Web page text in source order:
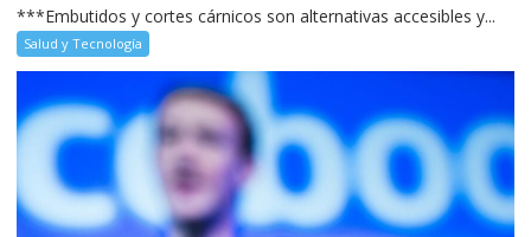
***Embutidos y cortes cárnicos son alternativas accesibles y...
Salud y Tecnología